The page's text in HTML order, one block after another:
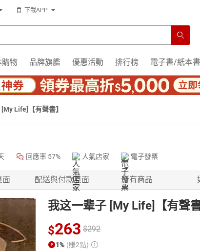
下載APP
購物 品牌旗艦 優惠活動 排行榜 電子書/紙本書
Life]【有聲書】
回應率 57% 人氣店家 電子發票
面 配送與付款頁面 所有商品
我这一辈子 [My Life]【有聲
$263 $292
1% (賺2點)